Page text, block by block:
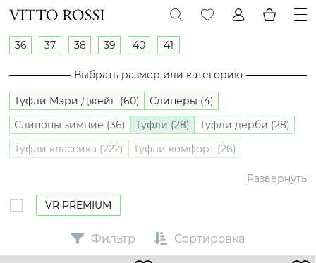
36 37 38 39 40 41
Выбрать размер или категорию
Туфли Мэри Джейн (60)
Слиперы (4)
Слипоны зимние (36)
Туфли (28)
Туфли дерби (28)
Туфли классика (222)
Туфли комфорт (26)
Слипоны (28)
Развернуть
VR PREMIUM
Фильтр Сортировка